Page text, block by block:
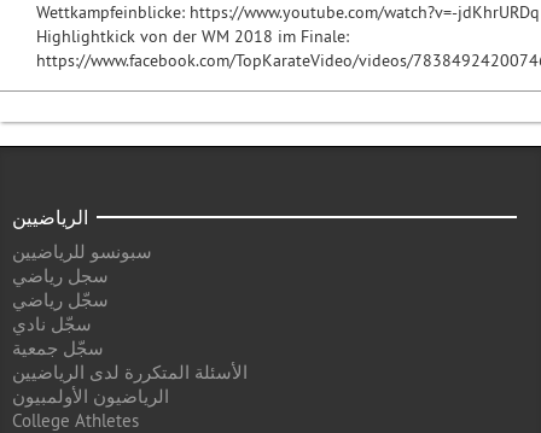
Wettkampfeinblicke: https://www.youtube.com/watch?v=-
Highlightkick von der WM 2018 im Finale:
https://www.facebook.com/TopKarateVideo/videos/
الرياضيين
سبونسو للرياضيين
سجل رياضي
سجّل رياضي
سجّل نادي
سجّل جمعية
الأسئلة المتكررة لدى الرياضيين
الرياضيون الأولمبيون
College Athletes